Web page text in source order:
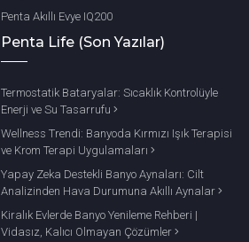
Penta Akıllı Evye IQ200
Penta Life (Son Yazılar)
Termostatik Bataryalar: Sıcaklık Kontrolüyle
Enerji ve Su Tasarrufu
Wellness Trendi: Banyoda Kırmızı Işık Terapisi
ve Krom Terapi Uygulamaları
Yapay Zeka Destekli Banyo Aynaları: Cilt
Analizinden Hava Durumuna Akıllı Aynalar
Kiralık Evlerde Banyo Yenileme Rehberi |
Vidasız, Kalıcı Olmayan Çözümler